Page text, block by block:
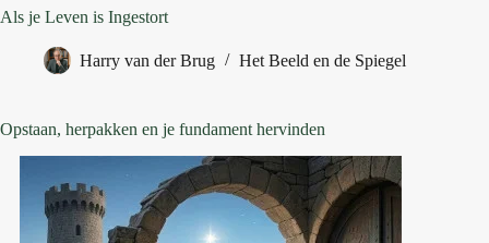
Als je Leven is Ingestort
Harry van der Brug Het Beeld en de Spiegel
Opstaan, herpakken en je fundament hervinden